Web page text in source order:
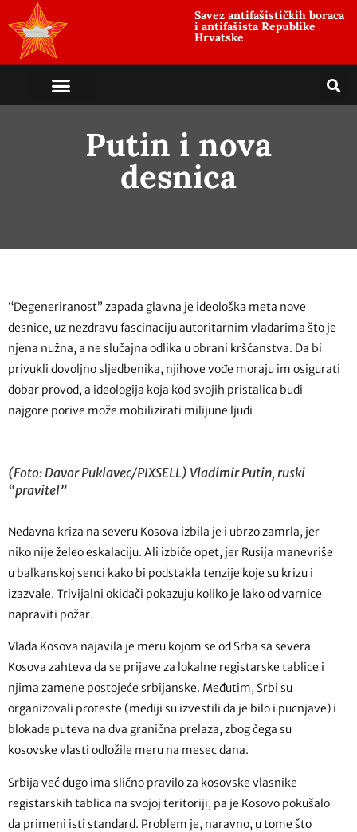
Savez antifašističkih boraca
i antifašista Republike
Hrvatske
Putin i nova
desnica
“Degeneriranost” zapada glavna je ideološka meta nove
desnice, uz nezdravu fascinaciju autoritarnim vladarima što je
njena nužna, a ne slučajna odlika u obrani kršćanstva. Da bi
privukli dovoljno sljedbenika, njihove vođe moraju im osigurati
dobar provod, a ideologija koja kod svojih pristalica budi
najgore porive može mobilizirati milijune ljudi
(Foto: Davor Puklavec/PIXSELL) Vladimir Putin, ruski
“pravitel”
Nedavna kriza na severu Kosova izbila je i ubrzo zamrla, jer
niko nije želeo eskalaciju. Ali izbiće opet, jer Rusija manevriše
u balkanskoj senci kako bi podstakla tenzije koje su krizu i
izazvale. Trivijalni okidači pokazuju koliko je lako od varnice
napraviti požar.
Vlada Kosova najavila je meru kojom se od Srba sa severa
Kosova zahteva da se prijave za lokalne registarske tablice i
njima zamene postojeće srbijanske. Međutim, Srbi su
organizovali proteste (mediji su izvestili da je bilo i pucnjave) i
blokade puteva na dva granična prelaza, zbog čega su
kosovske vlasti odložile meru na mesec dana.
Srbija već dugo ima slično pravilo za kosovske vlasnike
registarskih tablica na svojoj teritoriji, pa je Kosovo pokušalo
da primeni isti standard. Problem je, naravno, u tome što